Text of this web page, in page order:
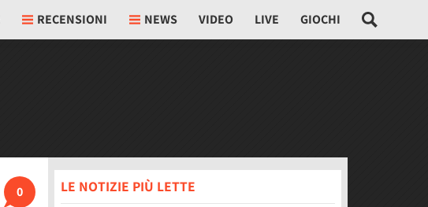
RECENSIONI NEWS VIDEO LIVE GIOCHI
0 LE NOTIZIE PIÙ LETTE